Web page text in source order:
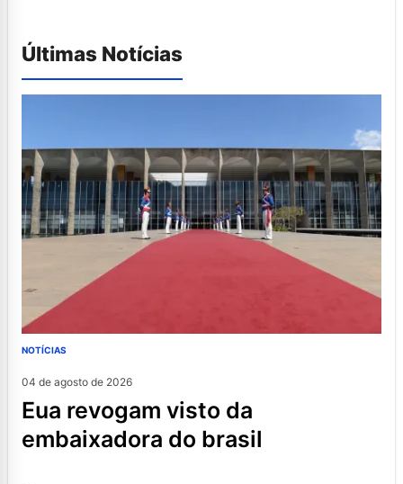
Últimas Notícias
NOTÍCIAS
04 de agosto de 2026
eua revogam visto da
embaixadora do brasil